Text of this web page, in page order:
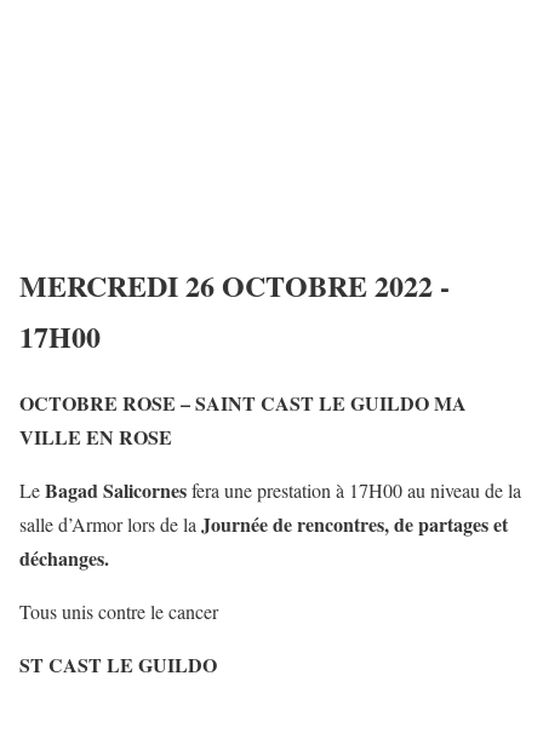
MERCREDI 26 OCTOBRE 2022 -
17H00
OCTOBRE ROSE – SAINT CAST LE GUILDO MA
VILLE EN ROSE
LeBagad Salicornesfera une prestation à 17H00 au niveau de la
salle d’Armor lors de la Journée de rencontres, de partages et
déchanges.
Tous unis contre le cancer
ST CAST LE GUILDO